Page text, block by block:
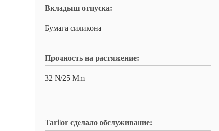
Вкладыш отпуска:
Бумага силикона
Прочность на растяжение:
32 N/25 Mm
Tarilor сделало обслуживание: